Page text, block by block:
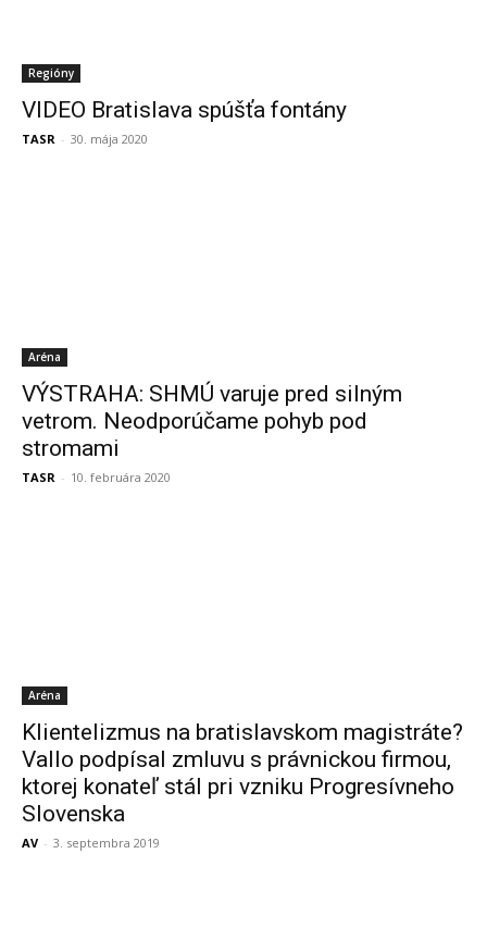
Regióny
VIDEO Bratislava spúšťa fontány
TASR - 30. mája 2020
Aréna
VÝSTRAHA: SHMÚ varuje pred silným
vetrom. Neodporúčame pohyb pod
stromami
TASR - 10. februára 2020
Aréna
Klientelizmus na bratislavskom magistráte?
Vallo podpísal zmluvu s právnickou firmou,
ktorej konateľ stál pri vzniku Progresívneho
Slovenska
AV - 3. septembra 2019